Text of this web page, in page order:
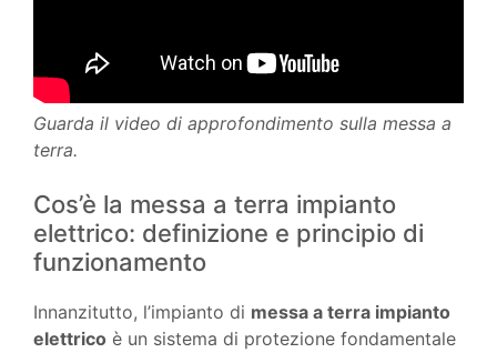
Guarda il video di approfondimento sulla messa a
terra.
Cos’è la messa a terra impianto
elettrico: definizione e principio di
funzionamento
Innanzitutto, l’impianto di messa a terra impianto
elettrico è un sistema di protezione fondamentale